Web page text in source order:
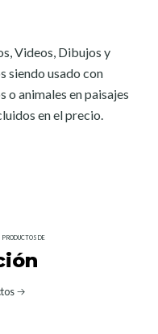
Videos, Dibujos y
siendo usado con
o animales en paisajes
en el precio.
PRODUCTOS DE